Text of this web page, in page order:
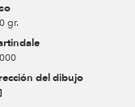
gr.
del dibujo